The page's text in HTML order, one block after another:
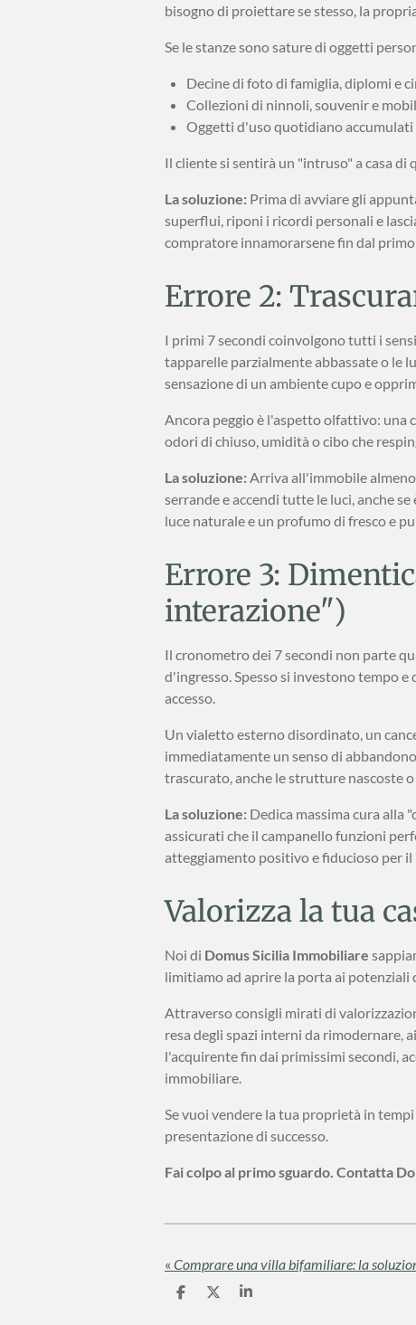
bisogno di proiettare se stesso, la
Se le stanze sono sature di oggetti
Decine di foto di famiglia, diplomi e
Collezioni di ninnoli, souvenir e
Oggetti d'uso quotidiano accumulati
Il cliente si sentirà un "intruso" a casa
La soluzione: Prima di avviare gli
superflui, riponi i ricordi personali e
compratore innamorarsene fin dal primo
Errore 2:
I primi 7 secondi coinvolgono tutti i
tapparelle parzialmente abbassate o le
sensazione di un ambiente cupo e
Ancora peggio è l'aspetto olfattivo: una
odori di chiuso, umidità o cibo che
La soluzione: Arriva all'immobile
serrande e accendi tutte le luci, anche
luce naturale e un profumo di fresco e
Errore 3:
interazione")
Il cronometro dei 7 secondi non parte
d'ingresso. Spesso si investono tempo
accesso.
Un vialetto esterno disordinato, un
immediatamente un senso di
trascurato, anche le strutture nascoste
La soluzione: Dedica massima cura alla
assicurati che il campanello funzioni
atteggiamento positivo e fiducioso per il
Valorizza la tua
Noi di Domus Sicilia Immobiliare
limitiamo ad aprire la porta ai potenziali
Attraverso consigli mirati di
resa degli spazi interni da rimodernare,
l'acquirente fin dai primissimi secondi,
immobiliare.
Se vuoi vendere la tua proprietà in
presentazione di successo.
Fai colpo al primo sguardo. Contatta
«
C
C
C